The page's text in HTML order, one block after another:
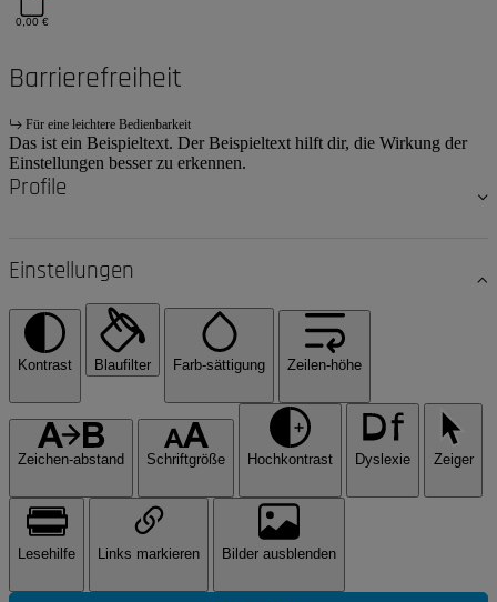
0,00 €
Barrierefreiheit
Für eine leichtere Bedienbarkeit
Das ist ein Beispieltext. Der Beispieltext hilft dir, die Wirkung der
Einstellungen besser zu erkennen.
Profile
Einstellungen
Kontrast Blaufilter Farb-sättigung Zeilen-höhe
Zeichen-abstand Schriftgröße Hochkontrast Dyslexie Zeiger
Lesehilfe Links markieren Bilder ausblenden